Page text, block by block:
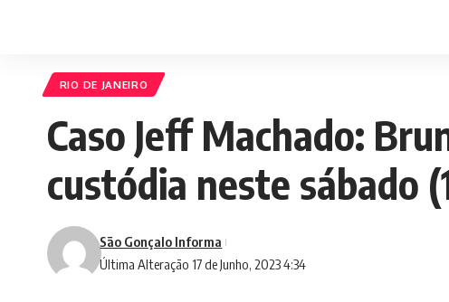
RIO DE JANEIRO
Caso Jeff Machado:
custódia neste sábado
Última Alteração 17 de Junho, 2023 4:34
São Gonçalo Informa